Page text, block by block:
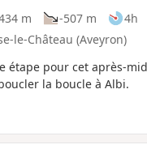
m -507 m 4h
le-Château (Aveyron)
étape pour cet après-
la boucle à Albi.